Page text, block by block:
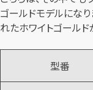
ゴールドモデルになり
れたホワイトゴールド
型番